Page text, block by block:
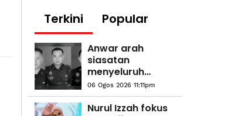
Terkini Popular
Anwar arah
siasatan
menyeluruh
kejadian anggota
polis maut di
Beaufort
06 Ogos 2026 11:11pm
Nurul Izzah fokus